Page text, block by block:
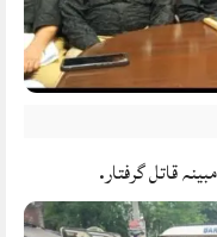
قاتل گرفتار.